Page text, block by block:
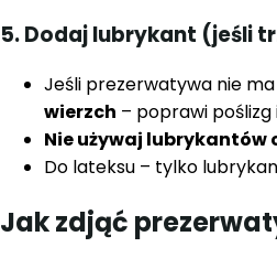
5. Dodaj lubrykant (jeśli
Jeśli prezerwatywa nie
wierzch – poprawi
Nie używaj
Do lateksu – tylko
Jak zdjąć